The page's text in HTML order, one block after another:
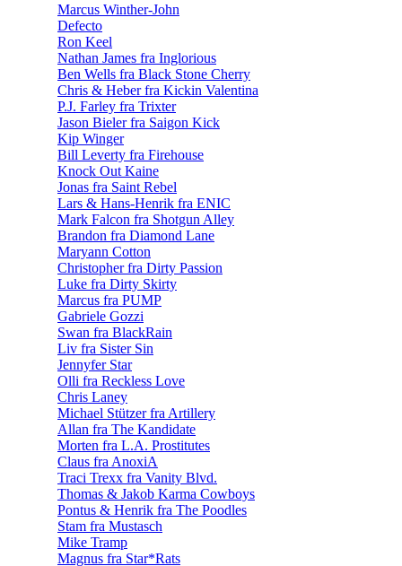
Marcus Winther-John
Defecto
Ron Keel
Nathan James fra Inglorious
Ben Wells fra Black Stone Cherry
Chris & Heber fra Kickin Valentina
P.J. Farley fra Trixter
Jason Bieler fra Saigon Kick
Kip Winger
Bill Leverty fra Firehouse
Knock Out Kaine
Jonas fra Saint Rebel
Lars & Hans-Henrik fra ENIC
Mark Falcon fra Shotgun Alley
Brandon fra Diamond Lane
Maryann Cotton
Christopher fra Dirty Passion
Luke fra Dirty Skirty
Marcus fra PUMP
Gabriele Gozzi
Swan fra BlackRain
Liv fra Sister Sin
Jennyfer Star
Olli fra Reckless Love
Chris Laney
Michael Stützer fra Artillery
Allan fra The Kandidate
Morten fra L.A. Prostitutes
Claus fra AnoxiA
Traci Trexx fra Vanity Blvd.
Thomas & Jakob Karma Cowboys
Pontus & Henrik fra The Poodles
Stam fra Mustasch
Mike Tramp
Magnus fra Star*Rats